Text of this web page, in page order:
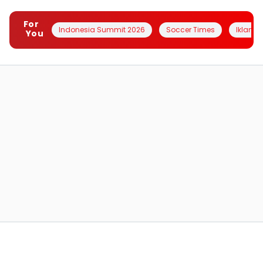
For
You
Indonesia Summit 2026 Soccer Times Iklanin